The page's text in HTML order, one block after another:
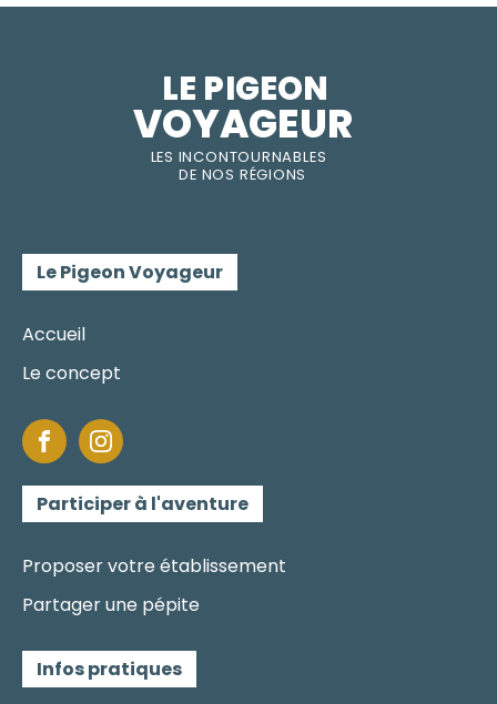
LES INCONTOURNABLES
DE NOS RÉGIONS
LE PIGEON
VOYAGEUR
Le Pigeon Voyageur
Accueil
Le concept
Participer à l'aventure
Proposer votre établissement
Partager une pépite
Infos pratiques